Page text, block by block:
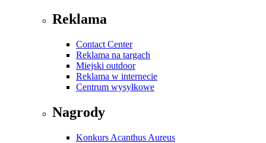
Reklama
Contact Center
Reklama na targach
Miejski outdoor
Reklama w internecie
Centrum wysyłkowe
Nagrody
Konkurs Acanthus Aureus